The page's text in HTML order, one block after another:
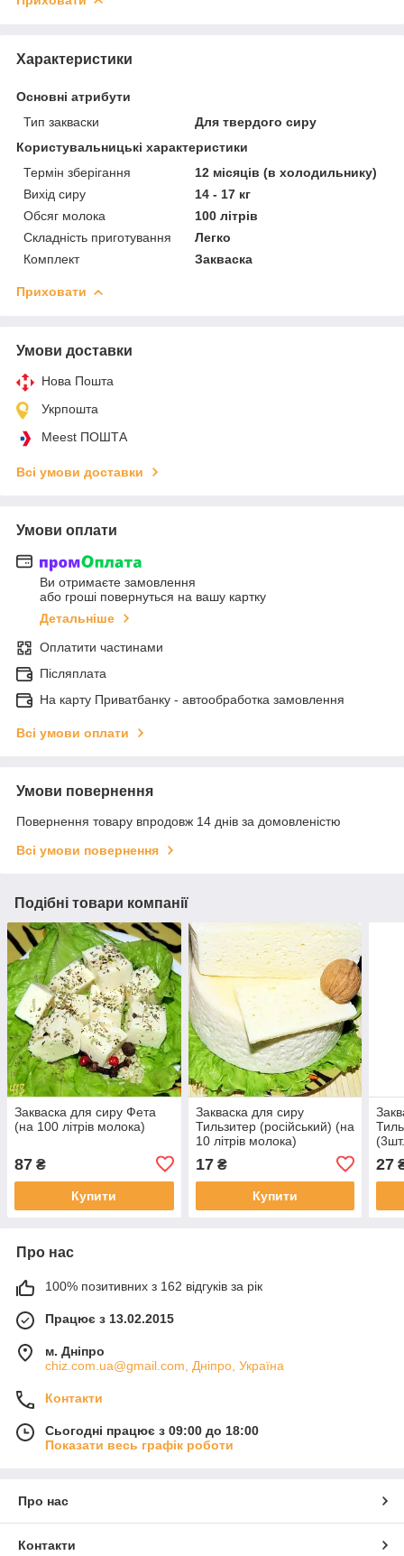
Характеристики
Основні атрибути
Тип закваски
Для твердого сиру
Користувальницькі характеристики
Термін зберігання
12 місяців (в холодильнику)
Вихід сиру
14 - 17 кг
Обсяг молока
100 літрів
Складність приготування
Легко
Комплект
Закваска
Приховати
Умови доставки
Нова Пошта
Укрпошта
Meest ПОШТА
Всі умови доставки
Умови оплати
Ви отримаєте замовлення
або гроші повернуться на вашу картку
Детальніше
Оплатити частинами
Післяплата
На карту Приватбанку - автообработка замовлення
Всі умови оплати
Умови повернення
Повернення товару впродовж 14 днів за домовленістю
Всі умови повернення
Подібні товари компанії
Закваска для сиру Фета
(на 100 літрів молока)
87 ₴
Купити
Закваска для сиру
Тильзитер (російський) (на
10 літрів молока)
17₴
Купити
27
Про нас
100% позитивних з 162 відгуків за рік
Працює з 13.02.2015
м. Дніпро
chiz.com.ua@gmail.com, Дніпро, Україна
Контакти
Сьогодні працює з 09:00 до 18:00
Показати весь графік роботи
Про нас
Контакти